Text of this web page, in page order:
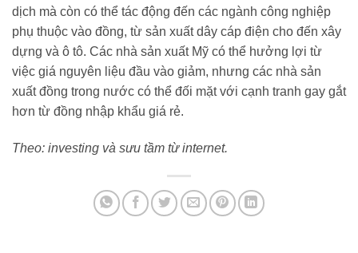
dịch mà còn có thể tác động đến các ngành công nghiệp
phụ thuộc vào đồng, từ sản xuất dây cáp điện cho đến xây
dựng và ô tô. Các nhà sản xuất Mỹ có thể hưởng lợi từ
việc giá nguyên liệu đầu vào giảm, nhưng các nhà sản
xuất đồng trong nước có thể đối mặt với cạnh tranh gay gắt
hơn từ đồng nhập khẩu giá rẻ.
Theo: investing và sưu tầm từ internet.